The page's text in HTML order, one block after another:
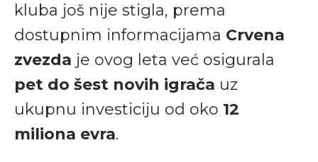
kluba još nije stigla, prema
dostupnim informacijama Crvena
zvezda je ovog leta već osigurala
pet do šest novih igrača uz
ukupnu investiciju od oko 12
miliona evra.